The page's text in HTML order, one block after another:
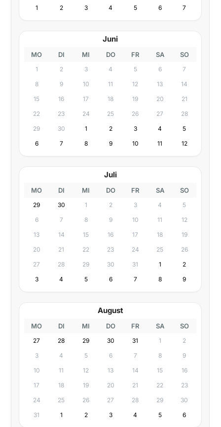
1 2 3 4 5 6 7
Juni
MO DI MI DO FR SA SO
1 2 3 4 5 6
7
8
9 10 11 12 13
14
15
16 17 18 19 20
21
22
23 24 25 26 27
28
29
30 1 2 3 4
5
6
7 8 9 10 11 12
Juli
MO DI MI DO FR SA SO
29 30 1 2 3 4
5
6
7 8 9 10 11
12
13
14 15 16 17 18
19
20
21 22 23 24 25
26
27
28 29 30 31 1
2
3
4 5 6 7 8 9
August
MO DI MI DO FR SA SO
27 28 29 30 31 1
2
3
4 5 6 7 8
9
10
11 12 13 14 15
16
17
18 19 20 21 22
23
24
25 26 27 28 29
30
31
1 2 3 4 5 6